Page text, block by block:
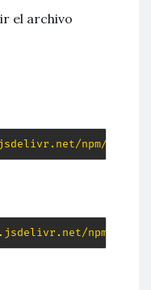
el archivo
npm/
npm/